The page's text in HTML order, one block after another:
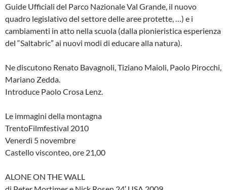
Guide Ufficiali del Parco Nazionale Val Grande, il nuovo
quadro legislativo del settore delle aree protette, …) e i
cambiamenti in atto nella scuola (dalla pionieristica esperienza
del “Saltabric” ai nuovi modi di educare alla natura).
Ne discutono Renato Bavagnoli, Tiziano Maioli, Paolo Pirocchi,
Mariano Zedda.
Introduce Paolo Crosa Lenz.
Le immagini della montagna
TrentoFilmfestival 2010
Venerdì 5 novembre
Castello visconteo, ore 21,00
ALONE ON THE WALL